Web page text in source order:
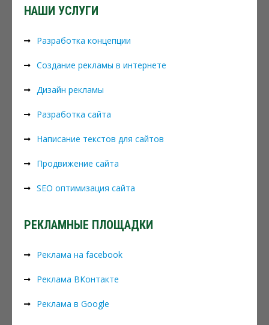
НАШИ УСЛУГИ
Разработка концепции
Создание рекламы в интернете
Дизайн рекламы
Разработка сайта
Написание текстов для сайтов
Продвижение сайта
SEO оптимизация сайта
РЕКЛАМНЫЕ ПЛОЩАДКИ
Реклама на facebook
Реклама ВКонтакте
Реклама в Google